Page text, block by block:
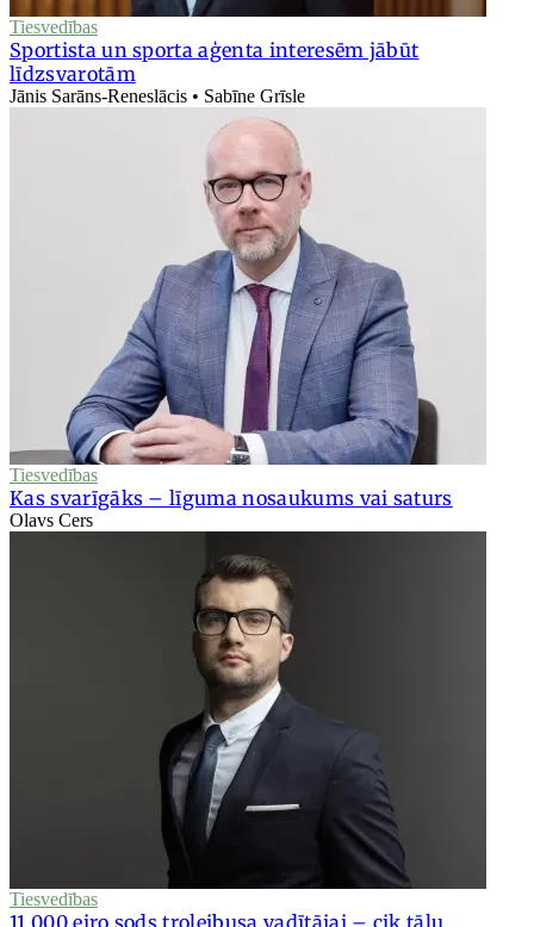
Tiesvedības
Sportista un sporta aģenta interesēm jābūt
līdzsvarotām
Jānis Sarāns-Reneslācis • Sabīne Grīsle
Tiesvedības
Kas svarīgāks – līguma nosaukums vai saturs
Olavs Cers
Tiesvedības
11 000 eiro sods trolejbusa vadītājai – cik tālu